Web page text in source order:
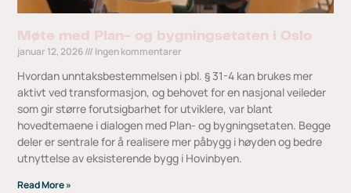
Møte med Plan- og bygningsetaten i Oslo
januar 12, 2026 Ingen kommentarer
Hvordan unntaksbestemmelsen i pbl. § 31-4 kan brukes mer
aktivt ved transformasjon, og behovet for en nasjonal veileder
som gir større forutsigbarhet for utviklere, var blant
hovedtemaene i dialogen med Plan- og bygningsetaten. Begge
deler er sentrale for å realisere mer påbygg i høyden og bedre
utnyttelse av eksisterende bygg i Hovinbyen.
Read More »